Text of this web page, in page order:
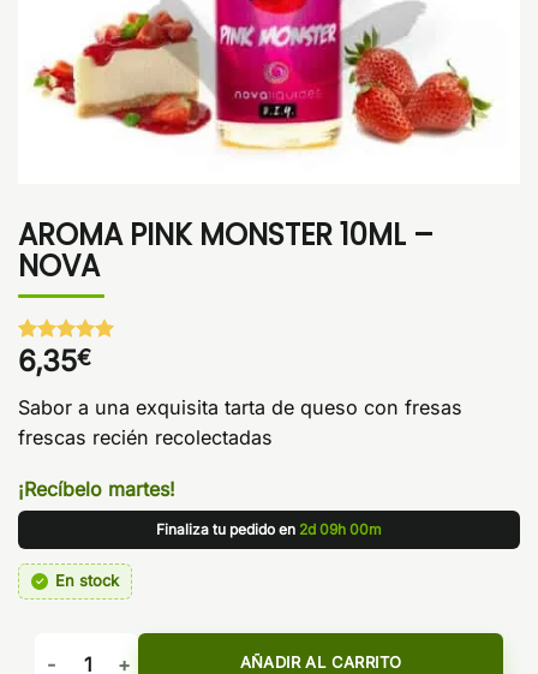
AROMA PINK MONSTER 10ML –
NOVA
Valorado
con5de 5
1
valoración
de un
6,35€
Sabor a una exquisita tarta de queso con fresas
frescas recién recolectadas
¡Recíbelo martes!
Finaliza tu pedido en 2d 09h 00m
En stock
AROMA PINK MONSTER 10ML - NOVA cantidad
AÑADIR AL CARRITO